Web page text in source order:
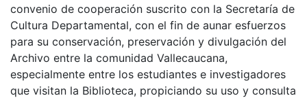
convenio de cooperación suscrito con la Secretaría de
Cultura Departamental, con el fin de aunar esfuerzos
para su conservación, preservación y divulgación del
Archivo entre la comunidad Vallecaucana,
especialmente entre los estudiantes e investigadores
que visitan la Biblioteca, propiciando su uso y consulta